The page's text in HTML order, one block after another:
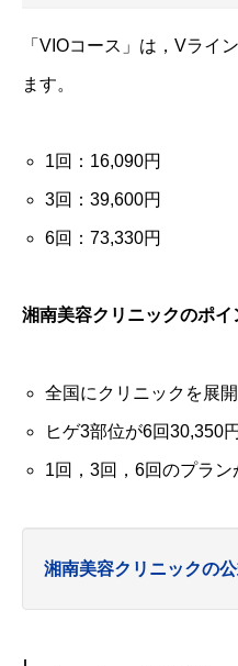
「VIOコース」は，Vライ
ます。
1回：16,090円
3回：39,600円
6回：73,330円
湘南美容クリニックのポイ
全国にクリニックを展
ヒゲ3部位が6回30,350
1回，3回，6回のプラン
湘南美容クリニックの